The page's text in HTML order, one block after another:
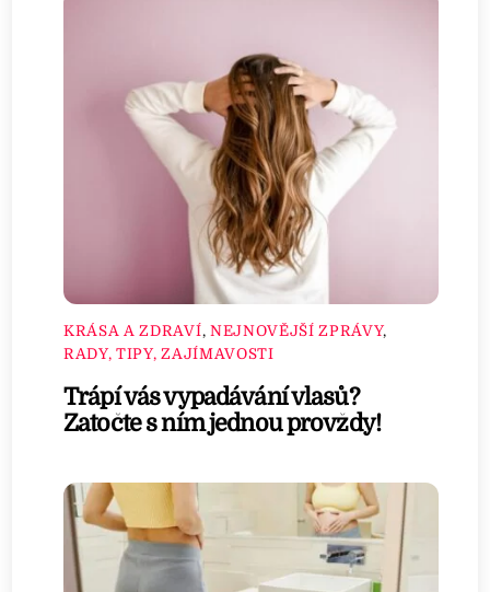
KRÁSA A ZDRAVÍ, NEJNOVĚJŠÍ ZPRÁVY,
RADY, TIPY, ZAJÍMAVOSTI
Trápí vás vypadávání vlasů?
Zatočte s ním jednou provždy!